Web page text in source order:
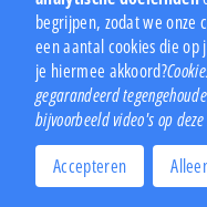
begrijpen, zodat we onze
een aantal cookies die
je hiermee akkoord?
gegarandeerd
bijvoorbeeld video's op
Accepteren